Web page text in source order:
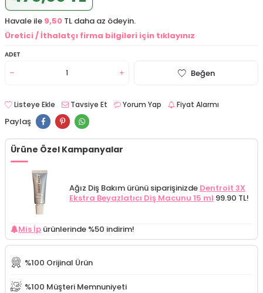
Havale ile 9,50 TL daha az ödeyin.
Üretici / İthalatçı firma bilgileri için tıklayınız
ADET
Beğen
Listeye Ekle Tavsiye Et Yorum Yap Fiyat Alarmı
Paylaş
Ürüne Özel Kampanyalar
Ağız Diş Bakım ürünü siparişinizde Dentroit 3X
Ekstra Beyazlatıcı Diş Macunu 15 ml 99.90 TL!
Mis İp ürünlerinde %50 indirim!
%100 Orijinal Ürün
%100 Müşteri Memnuniyeti